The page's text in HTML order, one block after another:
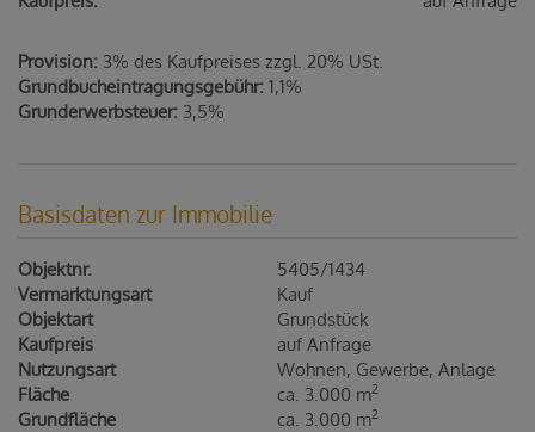
Provision: 3% des Kaufpreises zzgl. 20% USt.
Grundbucheintragungsgebühr: 1,1%
Grunderwerbsteuer: 3,5%
Basisdaten zur Immobilie
Objektnr.
5405/1434
Vermarktungsart
Kauf
Objektart
Grundstück
Kaufpreis
auf Anfrage
Nutzungsart
Wohnen Gewerbe Anlage
Fläche
ca. 3.000 m2
Grundfläche ca. 3.000 m2